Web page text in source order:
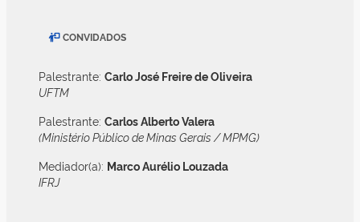
CONVIDADOS
Palestrante: Carlo José Freire de Oliveira
UFTM
Palestrante: Carlos Alberto Valera
(Ministério Público de Minas Gerais / MPMG)
Mediador(a): Marco Aurélio Louzada
IFRJ